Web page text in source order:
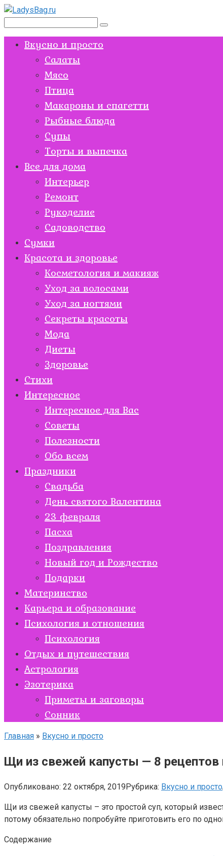
Перейти
Вкусно и просто
Салаты
Мясо
Птица
Макароны и спагетти
Рыбные блюда
Супы
Торты и выпечка
Все для дома
Интерьер
Ремонт
Рукоделие
Садоводство
Сумки
Красота и здоровье
Косметология и макияж
Уход за волосами
Уход за ногтями
Секреты красоты
Мода
Диеты
Здоровье
Стихи
Интересное
Интересное для Вас
Советы
Полезности
Обо всем
Праздники
Свадьба
День святого Валентина
23 февраля
Пасха
Поздравления
Новый год и Рождество
Подарки
Материнство
Карьера и образование
Психология и отношения
Психология
Отдых и путешествия
Астрология
Эзотерика
Приметы и заговоры
Сонник
Главная » Вкусно и просто
Щи из свежей капусты — 8 рецептов
Опубликовано: 22 октября, 2019Рубрика: Вкусно и просто
Щи из свежей капусты – это простой суп, который
потому обязательно попробуйте приготовить его по
Содержание